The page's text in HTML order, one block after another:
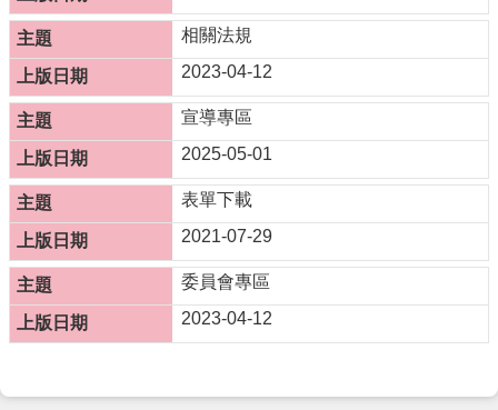
防
災
專
區
網
站
導
覽
回
首
頁
聯
資
相關法規
2023-04-12
宣導專區
2025-05-01
表單下載
2021-07-29
委員會專區
2023-04-12